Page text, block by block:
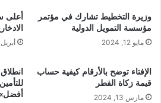
وزيرة التخطيط تشارك في مؤتمر
مؤسسة التمويل الدولية
مايو 12, 2024
أعلى
أبريل 1, 2024
الإفتاء توضح بالأرقام كيفية حساب
قيمة زكاة الفطر
مارس 13, 2024